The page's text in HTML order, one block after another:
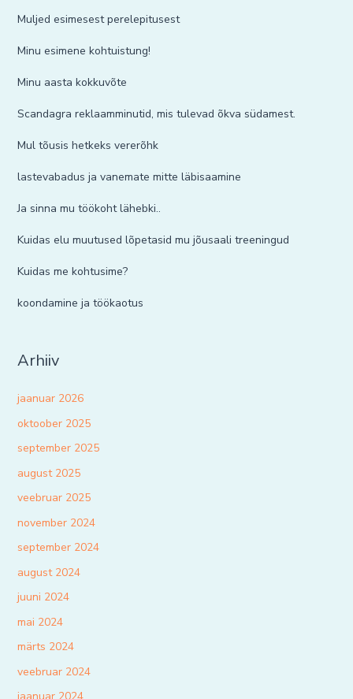
Muljed esimesest perelepitusest
Minu esimene kohtuistung!
Minu aasta kokkuvõte
Scandagra reklaamminutid, mis tulevad õkva südamest.
Mul tõusis hetkeks vererõhk
lastevabadus ja vanemate mitte läbisaamine
Ja sinna mu töökoht lähebki..
Kuidas elu muutused lõpetasid mu jõusaali treeningud
Kuidas me kohtusime?
koondamine ja töökaotus
Arhiiv
jaanuar 2026
oktoober 2025
september 2025
august 2025
veebruar 2025
november 2024
september 2024
august 2024
juuni 2024
mai 2024
märts 2024
veebruar 2024